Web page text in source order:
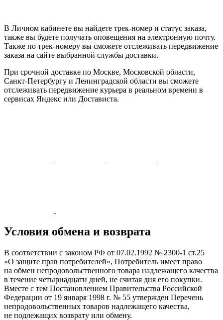
В Личном кабинете вы найдете трек-номер и статус заказа,
также вы будете получать оповещения на электронную почту.
Также по трек-номеру вы сможете отслеживать передвижение
заказа на сайте выбранной службы доставки.
При срочной доставке по Москве, Московской области,
Санкт-Петербургу и Ленинградской области вы сможете
отслеживать передвижение курьера в реальном времени в
сервисах Яндекс или Достависта.
Условия обмена и возврата
В соответствии c законом РФ от 07.02.1992 № 2300-1 ст.25
«О защите прав потребителей», Потребитель имеет право
на обмен непродовольственного товара надлежащего качества
в течение четырнадцати дней, не считая дня его покупки.
Вместе с тем Постановлением Правительства Российской
Федерации от 19 января 1998 г. № 55 утвержден Перечень
непродовольственных товаров надлежащего качества,
не подлежащих возврату или обмену.